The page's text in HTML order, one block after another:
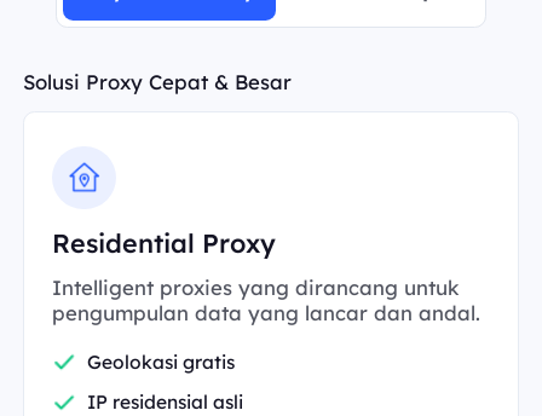
Solusi Proxy Cepat & Besar
Residential Proxy
Intelligent proxies yang dirancang untuk
pengumpulan data yang lancar dan andal.
Geolokasi gratis
IP residensial asli